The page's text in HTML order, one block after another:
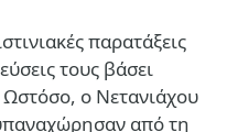
παρατάξεις
τους βάσει
ο Νετανιάχου
από τη